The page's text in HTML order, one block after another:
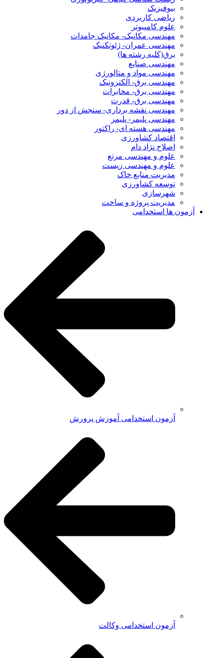
بیوفیزیک
ریاضی کاربردی
علوم کامپیوتر
مهندسی مکانیک- مکانیک جامدات
مهندسی عمران- ژئوتکنیک
برق(کلیه رشته ها)
مهندسی صنایع
مهندسی مواد و متالورژی
مهندسی برق- الکترونیک
مهندسی برق- مخابرات
مهندسی برق- قدرت
مهندسی نقشه برداری- سنجش از دور
مهندسی پلیمر- پلیمر
مهندسی هسته ای- راکتور
اقتصاد کشاورزی
اصلاح نژاد دام
علوم و مهندسی مرتع
علوم و مهندسی زیست
مدیریت منابع خاک
توسعه کشاورزی
شهرسازی
مدیریت پروژه و ساخت
آزمون ها استخدامی
آزمون استخدامی آموزش پرورش
آزمون استخدامی وکالت